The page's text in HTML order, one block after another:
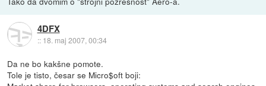
4DFX
:: 18. maj 2007, 00:34
Da ne bo kakšne pomote.
Tole je tisto, česar se Micro$oft boji: